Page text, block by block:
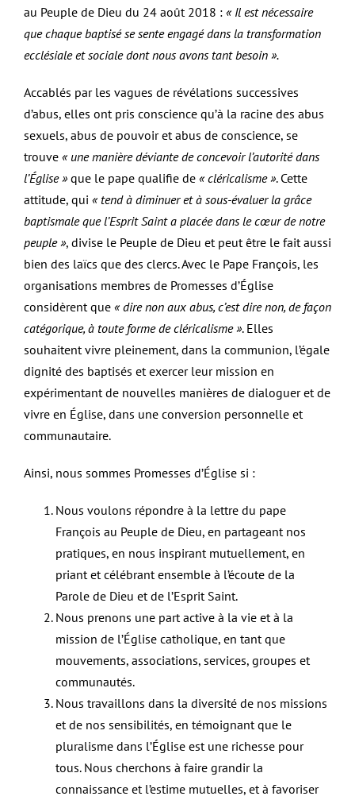
au Peuple de Dieu du 24 août 2018 : « Il est nécessaire
que chaque baptisése sente engagé dans la transformation
ecclésiale et sociale dont nous avons tant besoin ».
Accablés par les vagues de révélations successives
d’abus, elles ont pris conscience qu’à la racine des abus
sexuels, abus de pouvoir et abus de conscience, se
trouve « une manière déviante deconcevoir l’autorité dans
l’Église »que le pape qualifie de « cléricalisme ». Cette
attitude, qui « tend à diminuer et à sous-évaluer la grâce
baptismale que l’Esprit Saint a placée dans le cœur denotre
peuple », divise le Peuple de Dieu et peut être le fait aussi
bien des laïcs que des clercs. Avec le Pape François, les
organisations membres de Promesses d’Église
considèrent que « dire non aux abus, c’est dire non, de façon
catégorique, à toute forme de cléricalisme ». Elles
souhaitent vivre pleinement, dans la communion, l’égale
dignité des baptisés et exercer leur mission en
expérimentant de nouvelles manières de dialoguer et de
vivre en Église, dans une conversion personnelle et
communautaire.
Ainsi, nous sommes Promesses d’Église si :
Nous voulons répondre à la lettre du pape
François au Peuple de Dieu, en partageant nos
pratiques, en nous inspirant mutuellement, en
priant et célébrant ensemble à l’écoute de la
Parole de Dieu et de l’Esprit Saint.
Nous prenons une part active à la vie et à la
mission de l’Église catholique, en tant que
mouvements, associations, services, groupes et
communautés.
Nous travaillons dans la diversité de nos missions
et de nos sensibilités, en témoignant que le
pluralisme dans l’Église est une richesse pour
tous. Nous cherchons à faire grandir la
connaissance et l’estime mutuelles, et à favoriser